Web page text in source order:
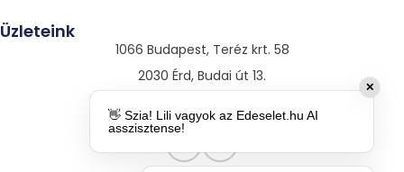
Üzleteink
1066 Budapest, Teréz krt. 58
2030 Érd, Budai út 13.
✕
👋 Szia! Lili vagyok az Edeselet.hu AI
asszisztense!